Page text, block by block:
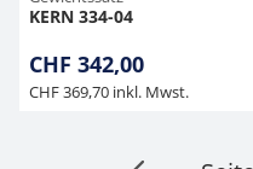
KERN 334-04
CHF 342,00
CHF 369,70 inkl. Mwst.